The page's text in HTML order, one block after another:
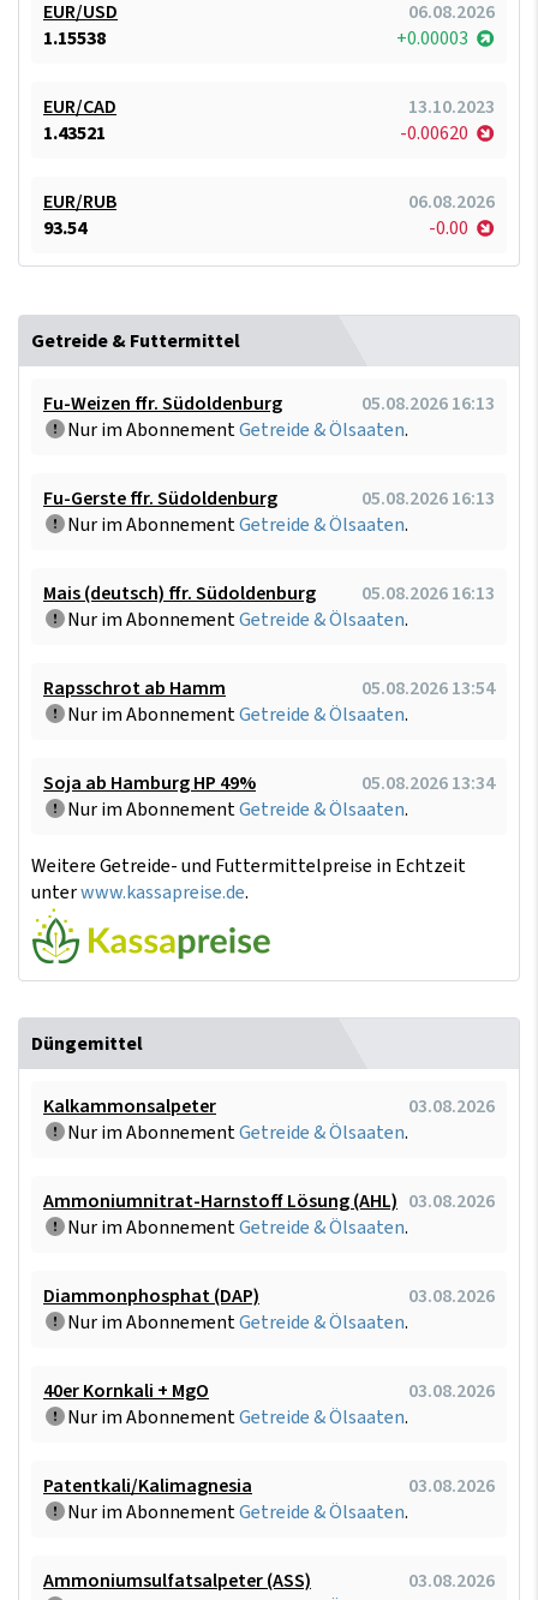
EUR/USD
06.08.2026
1.15538
+0.00003
EUR/CAD
13.10.2023
1.43521
-0.00620
EUR/RUB
06.08.2026
93.54
-0.00
Getreide & Futtermittel
Fu-Weizen ffr. Südoldenburg
05.08.2026 16:13
Nur im AbonnementGetreide & Ölsaaten.
Fu-Gerste ffr. Südoldenburg
05.08.2026 16:13
Nur im AbonnementGetreide & Ölsaaten.
Mais (deutsch) ffr. Südoldenburg
05.08.2026 16:13
Nur im AbonnementGetreide & Ölsaaten.
Rapsschrot ab Hamm
05.08.2026 13:54
Nur im AbonnementGetreide & Ölsaaten.
Soja ab Hamburg HP 49%
05.08.2026 13:34
Nur im AbonnementGetreide & Ölsaaten.
Weitere Getreide- und Futtermittelpreise in Echtzeit
unterwww.kassapreise.de.
Düngemittel
Kalkammonsalpeter
03.08.2026
Nur im AbonnementGetreide & Ölsaaten.
Ammoniumnitrat-Harnstoff Lösung (AHL) 03.08.2026
Nur im AbonnementGetreide & Ölsaaten.
Diammonphosphat (DAP)
03.08.2026
Nur im AbonnementGetreide & Ölsaaten.
40er Kornkali + MgO
03.08.2026
Nur im AbonnementGetreide & Ölsaaten.
Patentkali/Kalimagnesia
03.08.2026
Nur im AbonnementGetreide & Ölsaaten.
Ammoniumsulfatsalpeter (ASS)
03.08.2026